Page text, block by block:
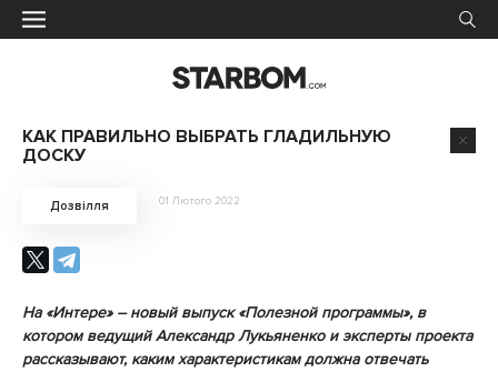
КАК ПРАВИЛЬНО ВЫБРАТЬ ГЛАДИЛЬНУЮ
ДОСКУ
Дозвілля 01 Лютого 2022
На «Интере» – новый выпуск «Полезной программы», в
котором ведущий Александр Лукьяненко и эксперты проекта
рассказывают, каким характеристикам должна отвечать